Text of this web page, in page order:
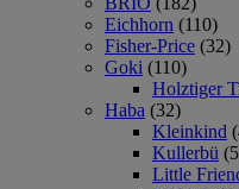
Eichhorn (110)
Fisher-Price (32)
Goki (110)
Holztiger
Haba (32)
Kleinkind
Kullerbü
Little